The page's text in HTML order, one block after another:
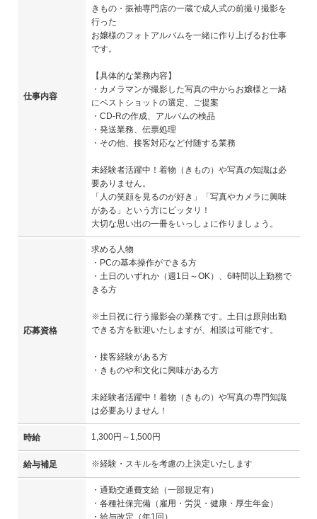
仕事内容
きもの・振袖専門店の一蔵で成人式の前撮り撮影を
行った
お嬢様のフォトアルバムを一緒に作り上げるお仕事
です。
【具体的な業務内容】
・カメラマンが撮影した写真の中からお嬢様と一緒
にベストショットの選定、ご提案
・CD-Rの作成、アルバムの検品
・発送業務、伝票処理
・その他、接客対応など付随する業務
未経験者活躍中！着物（きもの）や写真の知識は必
要ありません。
「人の笑顔を見るのが好き」「写真やカメラに興味
がある」という方にピッタリ！
大切な思い出の一冊をいっしょに作りましょう。
応募資格
求める人物
・PCの基本操作ができる方
・土日のいずれか（週1日～OK）、6時間以上勤務で
きる方
※土日祝に行う撮影会の業務です。土日は原則出勤
できる方を歓迎いたしますが、相談は可能です。
・接客経験がある方
・きものや和文化に興味がある方
未経験者活躍中！着物（きもの）や写真の専門知識
は必要ありません！
時給 1,300円～1,500円
給与補足 ※経験・スキルを考慮の上決定いたします
・通勤交通費支給（一部規定有）
・各種社保完備（雇用・労災・健康・厚生年金）
・給与改定（年1回）